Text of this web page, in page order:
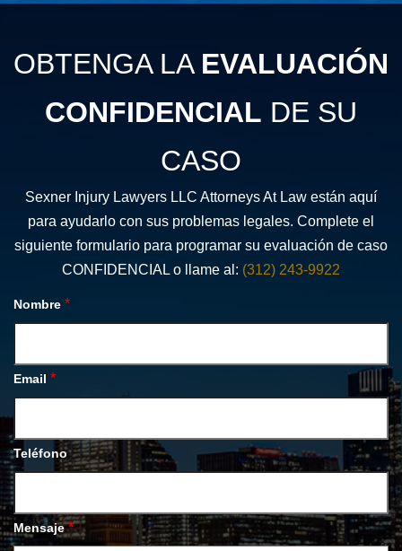
OBTENGA LA EVALUACIÓN
CONFIDENCIAL DE SU
CASO
Sexner Injury Lawyers LLC Attorneys At Law están aquí
para ayudarlo con sus problemas legales. Complete el
siguiente formulario para programar su evaluación de caso
CONFIDENCIAL o llame al: (312) 243-9922
Nombre *
Email *
Teléfono
Mensaje *